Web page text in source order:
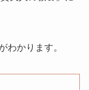
わかります。